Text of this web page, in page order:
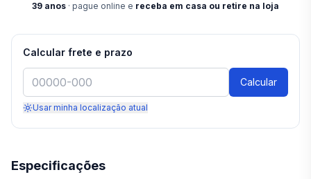
Especificações
39 anos · pague online e receba em casa ou retire na loja
Calcular frete e prazo
Calcular
Usar minha localização atual